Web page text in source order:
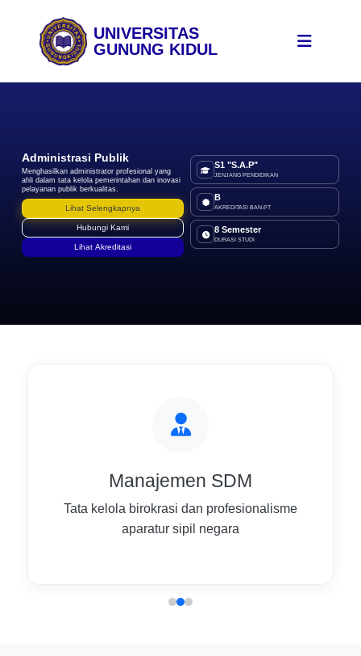
UNIVERSITAS
GUNUNG KIDUL
Administrasi Publik
Menghasilkan administrator profesional yang
ahli dalam tata kelola pemerintahan dan inovasi
pelayanan publik berkualitas.
Lihat Selengkapnya
Hubungi Kami
Lihat Akreditasi
S1 "S.A.P"
JENJANG PENDIDIKAN
B
AKREDITASI BAN-PT
8 Semester
DURASI STUDI
Manajemen SDM
Tata kelola birokrasi dan profesionalisme
aparatur sipil negara